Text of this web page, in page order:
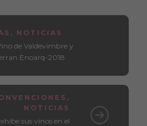
, NOTICIAS
de Valdevimbre y
Enoarq-2018
,
NOTICIAS
sus vinos en el